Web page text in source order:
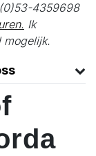
4359698
Ik
mogelijk.